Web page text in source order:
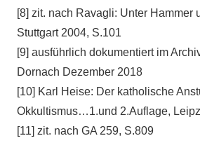
[8] zit. nach Ravagli: Unter Hammer
Stuttgart 2004, S.101
[9] ausführlich dokumentiert im
Dornach Dezember 2018
[10] Karl Heise: Der katholische
Okkultismus…1.und 2.Auflage,
[11] zit. nach GA 259, S.809